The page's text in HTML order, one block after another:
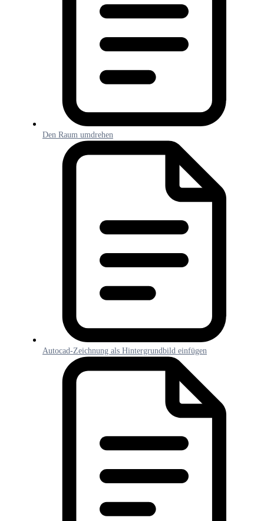
Den Raum umdrehen
Autocad-Zeichnung als Hintergrundbild einfügen